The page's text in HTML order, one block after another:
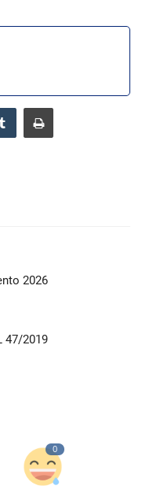
2026
47/2019
0